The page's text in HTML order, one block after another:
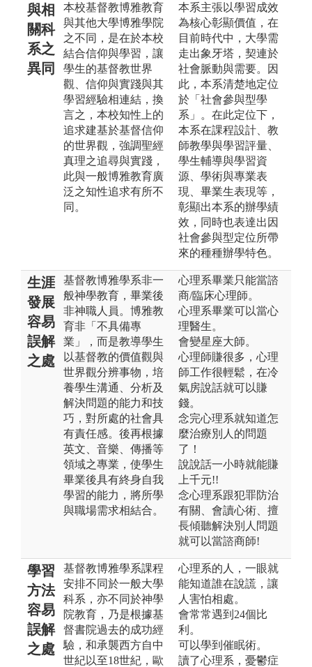
與相
關科
系之
異同
本校基督教博雅教育
與其他大學博雅學院
之不同，是在於本校
結合信仰與學習，讓
學生的基督教世界
觀、信仰與實踐與其
學習經驗相連結，換
言之，本校知性上的
追求建基於基督信仰
的世界觀，強調聖經
真理之追尋與實踐，
此與一般博雅教育廣
泛之知性追求有所不
同。
本系主張以學習成效
為核心彰顯價值，在
目前時代中，大學需
走出象牙塔，契連於
社會脈動與需要。因
此，本系清楚地定位
於「社會參與型學
系」。在此定位下，
本系在課程設計、教
師教學與學習評量、
學生輔導與學習資
源、學術與專業表
現、畢業生表現等，
彰顯出本系的辦學績
效，同時也表達出因
社會參與型定位所帶
來的種種辦學特色。
生涯
發展
容易
誤解
之處
基督教博雅學系非一
般神學教育，畢業後
非神職人員。博雅教
育非「不具備專
業」，而是教導學生
以基督教的價值觀與
世界觀分辨事物，培
養學生溝通、分析及
解決問題的能力和技
巧，對所處的社會具
有責任感。後再根據
英文、音樂、傳播等
領域之專業，使學生
畢業後具有終身自我
學習的能力，將所學
與職場需求相結合。
心理系畢業只能當諮
商/臨床心理師。
心理系畢業可以當心
理醫生。
會變星座大師。
心理師賺很多，心理
師工作很輕鬆，在冷
氣房說話就可以賺
錢。
念完心理系就知道怎
麼治療別人的問題
了！
說說話一小時就能賺
上千元!!
念心理系跟犯罪防治
有關、會讀心術、擅
長傾聽解決別人問題
就可以當諮商師!
學習
方法
容易
誤解
之處
基督教博雅學系課程
安排不同於一般大學
科系，亦不同於神學
院教育，乃是根據基
督書院過去的成功經
驗，和承襲西方自中
世紀以至18世紀，歐
心理系的人，一眼就
能知道誰在說謊，讓
人害怕相處。
會常常遇到24個比
利。
可以學到催眠術。
讀了心理系，憂鬱症